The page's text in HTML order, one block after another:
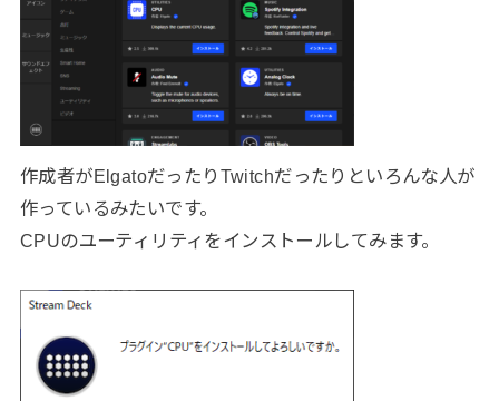
作成者がElgatoだったりTwitchだったりといろんな人が
作っているみたいです。
CPUのユーティリティをインストールしてみます。